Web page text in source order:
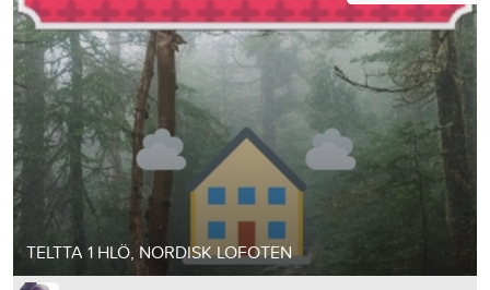
TELTTA 1 HLÖ, NORDISK LOFOTEN